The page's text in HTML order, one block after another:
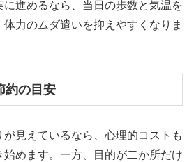
進めるなら、当日の歩数と気温を
力のムダ遣いを抑えやすくなりま
約の目安
見えているなら、心理的コストも
めます。一方、目的が二か所だけ